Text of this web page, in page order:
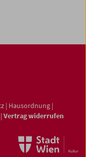
| Hausordnung |
| Vertrag widerrufen